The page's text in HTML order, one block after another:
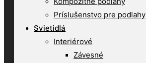
Príslušenstvo pre podlahy
Svietidlá
Interiérové
Závesné